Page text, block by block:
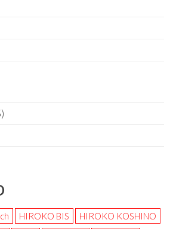
HIROKO BIS
HIROKO KOSHINO